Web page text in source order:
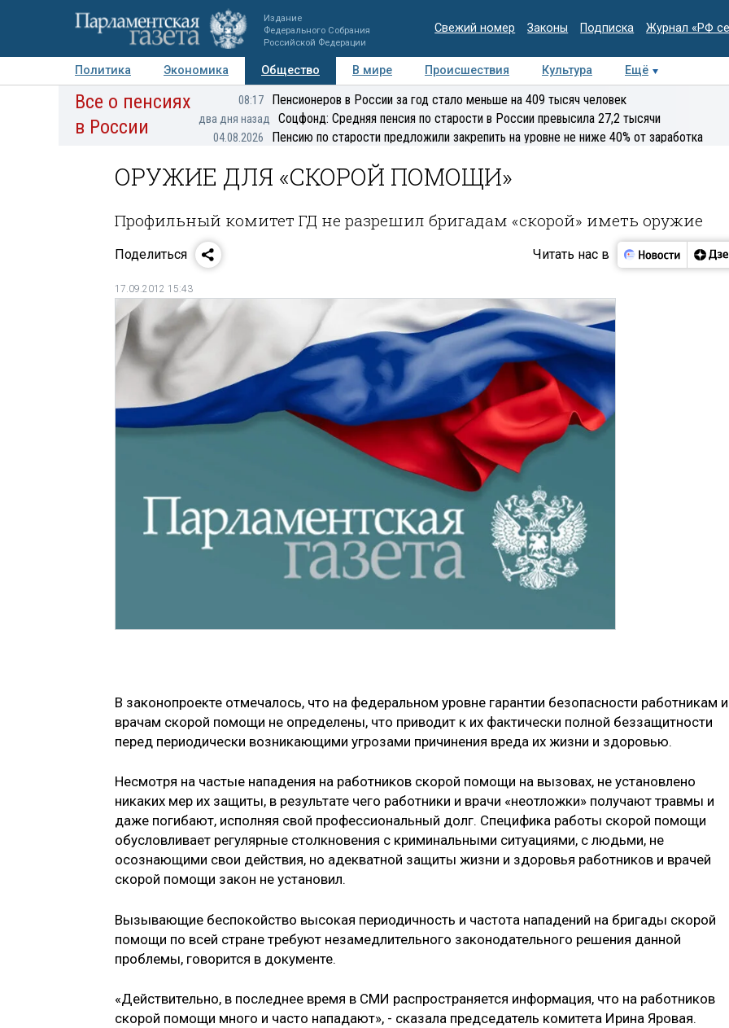
Издание
Федерального Собрания
Российской Федерации
Свежий номер Законы Подписка Журнал «РФ
Политика Экономика Общество В мире Происшествия Культура
Ещё
Авторы Персоны Мнения Регионы Медиацентр Интервью Колумнисты
Все о пенсиях
в России
08:17 Пенсионеров в России за год стало меньше на 409 тысяч человек
два дня назад Соцфонд: Средняя пенсия по старости в России превысила 27,2 тысячи
04.08.2026 Пенсию по старости предложили закрепить на уровне не ниже 40% от заработка
ОРУЖИЕ ДЛЯ «СКОРОЙ ПОМОЩИ»
Профильный комитет ГД не разрешил бригадам «скорой» иметь оружие
Поделиться Читать нас в
17.09.2012 15:43
В законопроекте отмечалось, что на федеральном уровне гарантии безопасности работникам и
врачам скорой помощи не определены, что приводит к их фактически полной беззащитности
перед периодически возникающими угрозами причинения вреда их жизни и здоровью.
Несмотря на частые нападения на работников скорой помощи на вызовах, не установлено
никаких мер их защиты, в результате чего работники и врачи «неотложки» получают травмы и
даже погибают, исполняя свой профессиональный долг. Специфика работы скорой помощи
обусловливает регулярные столкновения с криминальными ситуациями, с людьми, не
осознающими свои действия, но адекватной защиты жизни и здоровья работников и врачей
скорой помощи закон не установил.
Вызывающие беспокойство высокая периодичность и частота нападений на бригады скорой
помощи по всей стране требуют незамедлительного законодательного решения данной
проблемы, говорится в документе.
«Действительно, в последнее время в СМИ распространяется информация, что на работников
скорой помощи много и часто нападают», - сказала председатель комитета Ирина Яровая.